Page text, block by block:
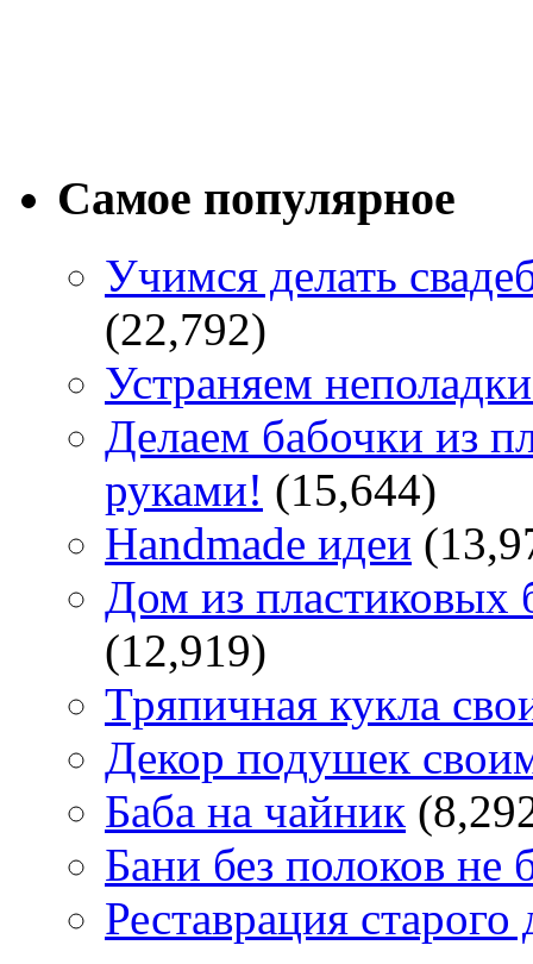
Самое популярное
Учимся делать
(22,792)
Устраняем
Делаем бабочки из
руками! (15,644)
Handmade идеи
Дом из пластиковых
(12,919)
Тряпичная кукла
Декор подушек
Баба на чайник
Бани без полоков не
Реставрация старого